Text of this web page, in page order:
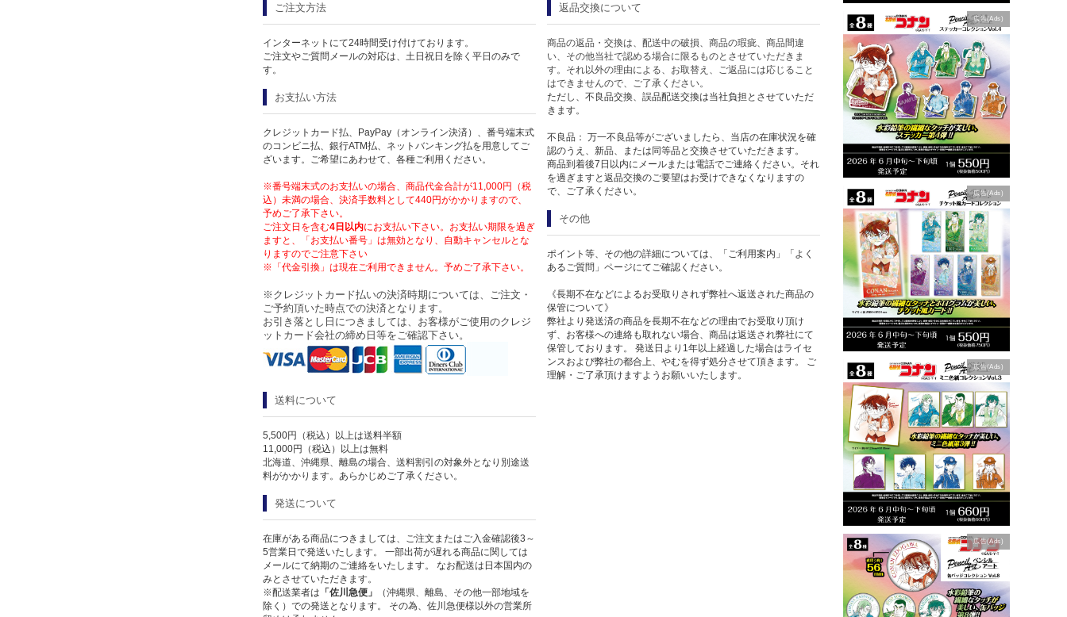
広告(Ads)
広告(Ads)
広告(Ads)
広告(Ads)
ご注文方法
インターネットにて24時間受け付けております。
ご注文やご質問メールの対応は、土日祝日を除く平日のみで
す。
お支払い方法
クレジットカード払、PayPay（オンライン決済）、番号端末式
のコンビニ払、銀行ATM払、ネットバンキング払を用意してご
ざいます。ご希望にあわせて、各種ご利用ください。
※番号端末式のお支払いの場合、商品代金合計が11,000円（税
込）未満の場合、決済手数料として440円がかかりますので、
予めご了承下さい。
ご注文日を含む4日以内にお支払い下さい。お支払い期限を過ぎ
ますと、「お支払い番号」は無効となり、自動キャンセルとな
りますのでご注意下さい
※「代金引換」は現在ご利用できません。予めご了承下さい。
※クレジットカード払いの決済時期については、ご注文・
ご予約頂いた時点での決済となります。
お引き落とし日につきましては、お客様がご使用のクレジ
ットカード会社の締め日等をご確認下さい。
送料について
5,500円（税込）以上は送料半額
11,000円（税込）以上は無料
北海道、沖縄県、離島の場合、送料割引の対象外となり別途送
料がかかります。あらかじめご了承ください。
発送について
在庫がある商品につきましては、ご注文またはご入金確認後3～
5営業日で発送いたします。 一部出荷が遅れる商品に関しては
メールにて納期のご連絡をいたします。 なお配送は日本国内の
みとさせていただきます。
※配送業者は 「佐川急便」
（沖縄県、離島、その他一部地域を
除く）での発送となります。 その為、佐川急便様以外の営業所
返品交換について
商品の返品・交換は、配送中の破損、商品の瑕疵、商品間違
い、その他当社で認める場合に限るものとさせていただきま
す。それ以外の理由による、お取替え、ご返品には応じること
はできませんので、ご了承ください。
ただし、不良品交換、誤品配送交換は当社負担とさせていただ
きます。
不良品： 万一不良品等がございましたら、当店の在庫状況を確
認のうえ、新品、または同等品と交換させていただきます。
商品到着後7日以内にメールまたは電話でご連絡ください。それ
を過ぎますと返品交換のご要望はお受けできなくなりますの
で、ご了承ください。
その他
ポイント等、その他の詳細については、「ご利用案内」「よく
あるご質問」ページにてご確認ください。
《長期不在などによるお受取りされず弊社へ返送された商品の
保管について》
弊社より発送済の商品を長期不在などの理由でお受取り頂け
ず、お客様への連絡も取れない場合、商品は返送され弊社にて
保管しております。 発送日より1年以上経過した場合はライセ
ンスおよび弊社の都合上、やむを得ず処分させて頂きます。 ご
理解・ご了承頂けますようお願いいたします。